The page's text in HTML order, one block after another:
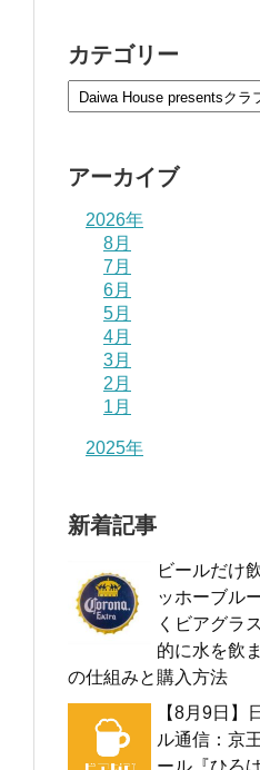
カテゴリー
アーカイブ
2026年
8月
7月
6月
5月
4月
3月
2月
1月
2025年
新着記事
ビールだけ
ッホーブル
くビアグラ
的に水を飲
の仕組みと購入方法
【8月9日】
ル通信：京